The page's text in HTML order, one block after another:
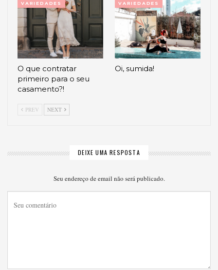
VARIEDADES
O que contratar
primeiro para o seu
casamento?!
VARIEDADES
Oi, sumida!
PREV NEXT
DEIXE UMA RESPOSTA
Seu endereço de email não será publicado.